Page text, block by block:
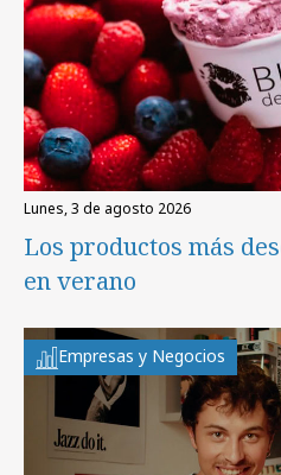
lunes, 3 de agosto 2026
Los productos más
en verano
Empresas y Negocios